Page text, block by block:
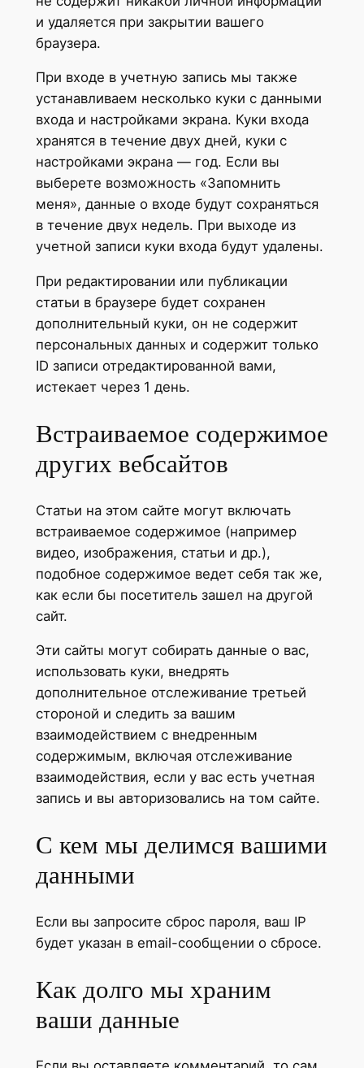
и удаляется при закрытии вашего
браузера.
При входе в учетную запись мы также
устанавливаем несколько куки с данными
входа и настройками экрана. Куки входа
хранятся в течение двух дней, куки с
настройками экрана — год. Если вы
выберете возможность «Запомнить
меня», данные о входе будут сохраняться
в течение двух недель. При выходе из
учетной записи куки входа будут удалены.
При редактировании или публикации
статьи в браузере будет сохранен
дополнительный куки, он не содержит
персональных данных и содержит только
ID записи отредактированной вами,
истекает через 1 день.
Встраиваемое содержимое
других вебсайтов
Статьи на этом сайте могут включать
встраиваемое содержимое (например
видео, изображения, статьи и др.),
подобное содержимое ведет себя так же,
как если бы посетитель зашел на другой
сайт.
Эти сайты могут собирать данные о вас,
использовать куки, внедрять
дополнительное отслеживание третьей
стороной и следить за вашим
взаимодействием с внедренным
содержимым, включая отслеживание
взаимодействия, если у вас есть учетная
запись и вы авторизовались на том сайте.
С кем мы делимся вашими
данными
Если вы запросите сброс пароля, ваш IP
будет указан в email-сообщении о сбросе.
Как долго мы храним
ваши данные